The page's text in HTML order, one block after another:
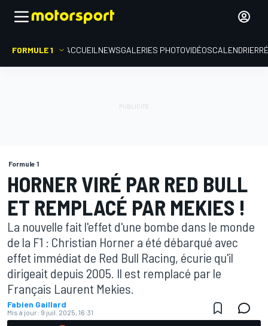
FORMULE 1 ACCUEIL NEWSGALERIES PHOTOVIDÉOSCALENDRIER
Formule 1
HORNER VIRÉ PAR RED BULL
ET REMPLACÉ PAR MEKIES !
La nouvelle fait l'effet d'une bombe dans le monde
de la F1 : Christian Horner a été débarqué avec
effet immédiat de Red Bull Racing, écurie qu'il
dirigeait depuis 2005. Il est remplacé par le
Français Laurent Mekies.
Fabien Gaillard
Mis à jour: 9 juil. 2025, 16:31